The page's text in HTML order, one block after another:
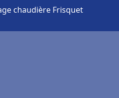
chaudière Frisquet